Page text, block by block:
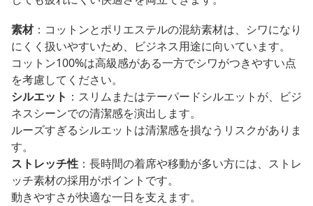
素材：コットンとポリエステルの混紡素材は、シワになり
にくく扱いやすいため、ビジネス用途に向いています。
コットン100%は高級感がある一方でシワがつきやすい点
を考慮してください。
シルエット ：スリムまたはテーパードシルエットが、ビジ
ネスシーンでの清潔感を演出します。
ルーズすぎるシルエットは清潔感を損なうリスクがありま
す。
ストレッチ性 ：長時間の着席や移動が多い方には、ストレ
ッチ素材の採用がポイントです。
動きやすさが快適な一日を支えます。